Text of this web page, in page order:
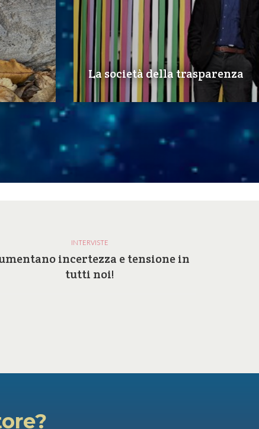
La società della trasparenza
INTERVISTE
incertezza e tensione in
tutti noi!